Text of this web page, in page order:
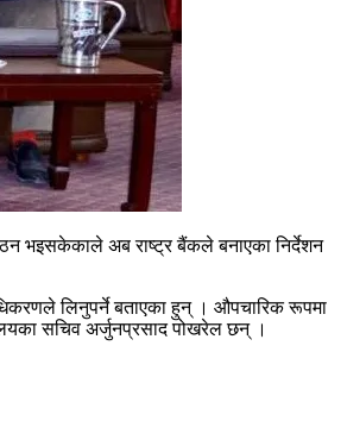
भइसकेकाले अब राष्ट्र बैंकले बनाएका निर्देशन
लिनुपर्ने बताएका हुन् । औपचारिक रूपमा
सचिव अर्जुनप्रसाद पोखरेल छन् ।